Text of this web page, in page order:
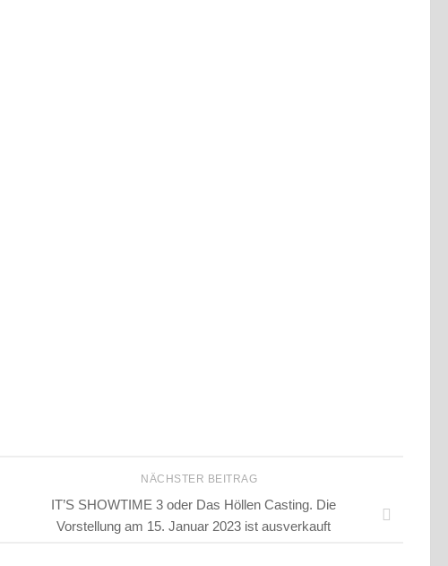
NÄCHSTER BEITRAG
IT’S SHOWTIME 3 oder Das Höllen Casting. Die
Vorstellung am 15. Januar 2023 ist ausverkauft